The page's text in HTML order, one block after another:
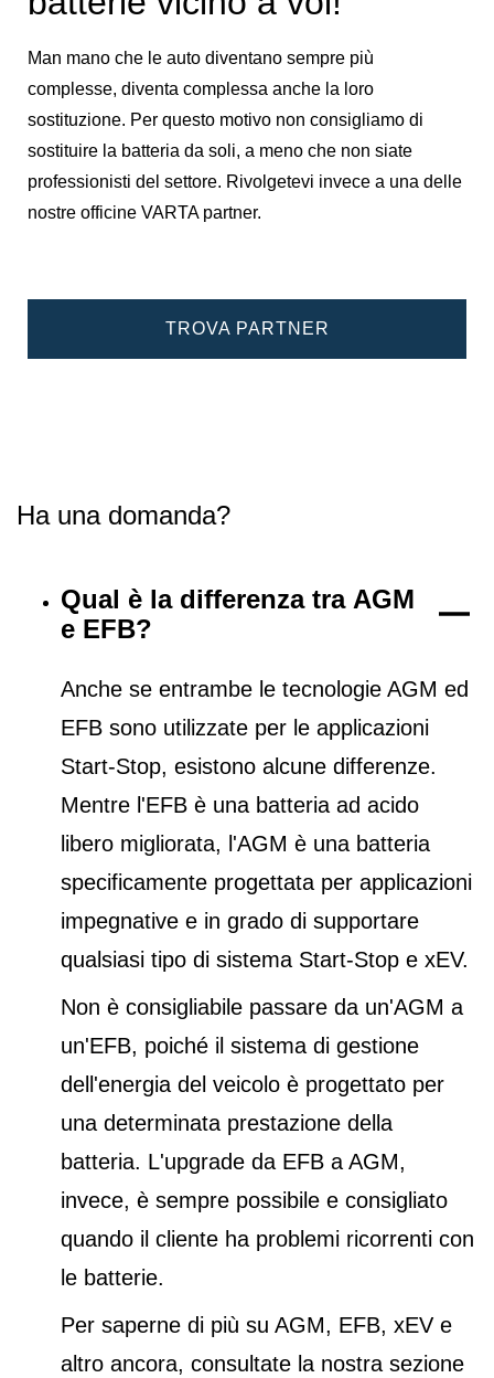
Man mano che le auto diventano sempre più
complesse, diventa complessa anche la loro
sostituzione. Per questo motivo non consigliamo di
sostituire la batteria da soli, a meno che non siate
professionisti del settore. Rivolgetevi invece a una delle
nostre officine VARTA partner.
TROVA PARTNER
Ha una domanda?
Qual è la differenza tra AGM
e EFB?
Anche se entrambe le tecnologie AGM ed
EFB sono utilizzate per le applicazioni
Start-Stop, esistono alcune differenze.
Mentre l'EFB è una batteria ad acido
libero migliorata, l'AGM è una batteria
specificamente progettata per applicazioni
impegnative e in grado di supportare
qualsiasi tipo di sistema Start-Stop e xEV.
Non è consigliabile passare da un'AGM a
un'EFB, poiché il sistema di gestione
dell'energia del veicolo è progettato per
una determinata prestazione della
batteria. L'upgrade da EFB a AGM,
invece, è sempre possibile e consigliato
quando il cliente ha problemi ricorrenti con
le batterie.
Per saperne di più su AGM, EFB, xEV e
altro ancora, consultate la nostra sezione